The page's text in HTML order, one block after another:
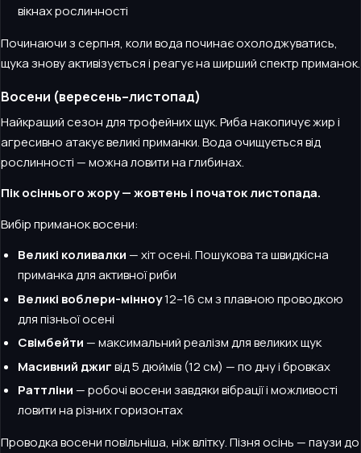
вікнах рослинності
Починаючи з серпня, коли вода починає охолоджуватись,
щука знову активізується і реагує на ширший спектр приманок.
Восени (вересень–листопад)
Найкращий сезон для трофейних щук. Риба накопичує жир і
агресивно атакує великі приманки. Вода очищується від
рослинності — можна ловити на глибинах.
Пік осіннього жору — жовтень і початок листопада.
Вибір приманок восени:
Великі коливалки — хіт осені. Пошукова та швидкісна
приманка для активної риби
Великі воблери-мінноу12–16 см з плавною проводкою
для пізньої осені
Свімбейти — максимальний реалізм для великих щук
Масивний джигвід 5 дюймів (12 см) — по дну і бровках
Раттліни — робочі восени завдяки вібрації і можливості
ловити на різних горизонтах
Проводка восени повільніша, ніж влітку. Пізня осінь — паузи до